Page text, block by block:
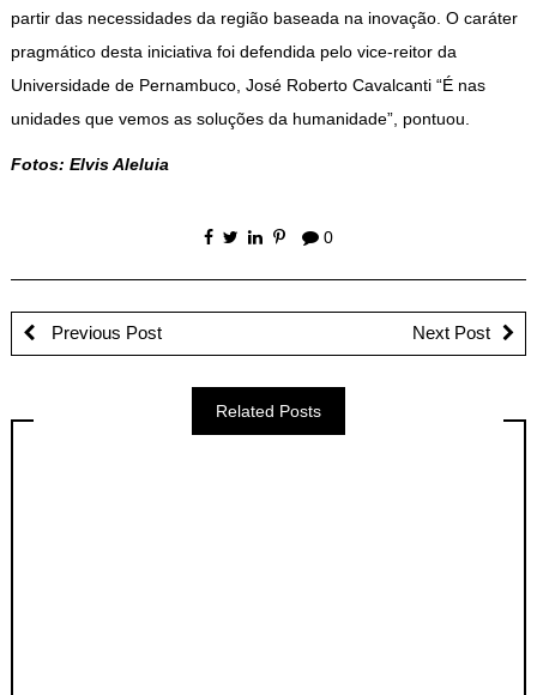
partir das necessidades da região baseada na inovação. O caráter
pragmático desta iniciativa foi defendida pelo vice-reitor da
Universidade de Pernambuco, José Roberto Cavalcanti “É nas
unidades que vemos as soluções da humanidade”, pontuou.
Fotos: Elvis Aleluia
0
Previous Post Next Post
Related Posts